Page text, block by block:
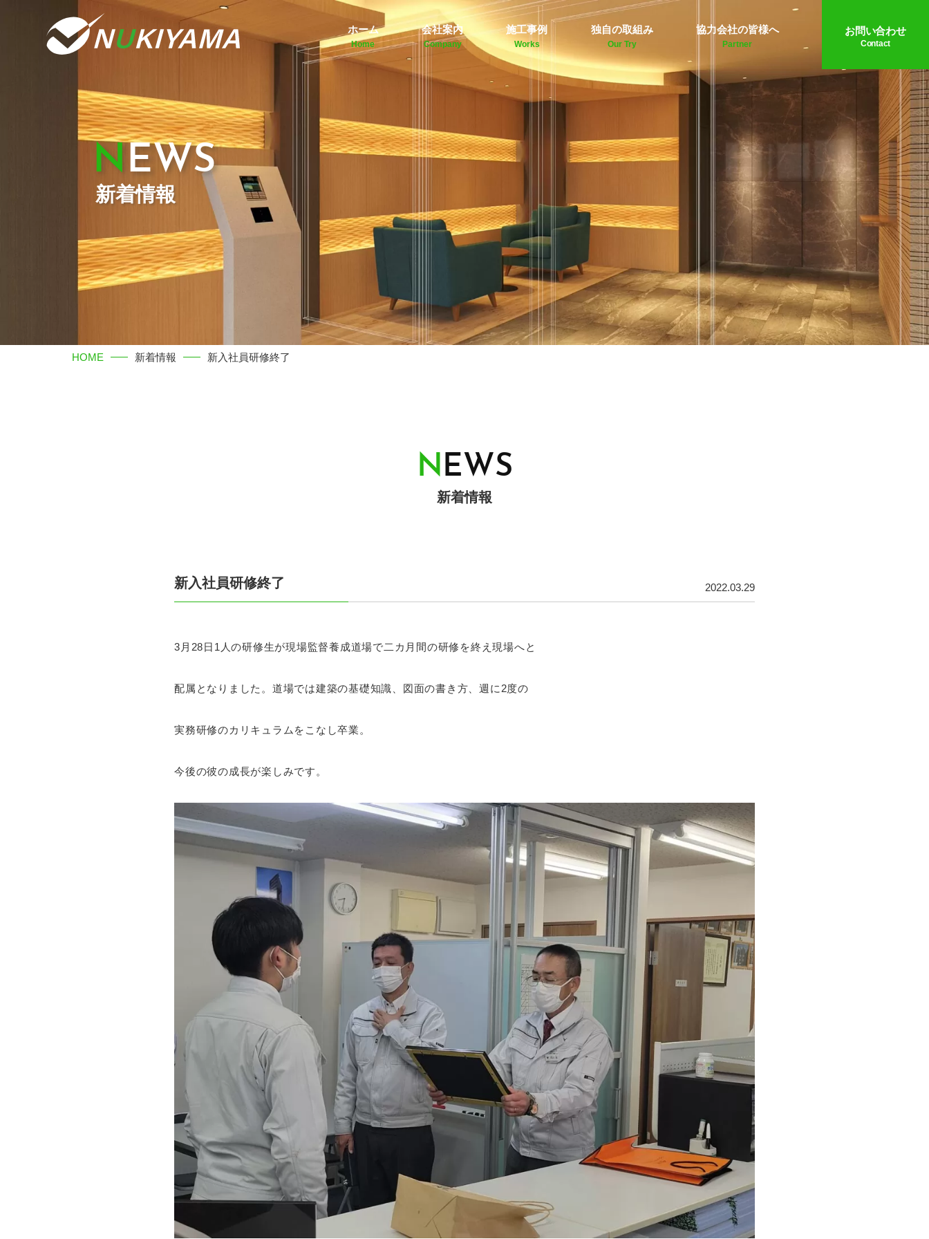
ホーム
Home
会社案内
Company
施工事例
Works
独自の取組み
Our Try
協力会社の皆様へ
Partner
お問い合わせ
Contact
NEWS
新着情報
HOME 新着情報 新入社員研修終了
NEWS
新着情報
2022.03.29
新入社員研修終了
3月28日1人の研修生が現場監督養成道場で二カ月間の研修を終え現場へと
配属となりました。道場では建築の基礎知識、図面の書き方、週に2度の
実務研修のカリキュラムをこなし卒業。
今後の彼の成長が楽しみです。